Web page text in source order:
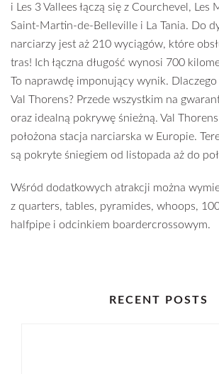
i Les 3 Vallees łączą się z Courchevel, Les
Saint-Martin-de-Belleville i La Tania. Do
narciarzy jest aż 210 wyciągów, które
tras! Ich łączna długość wynosi 700
To naprawdę imponujący wynik.
Val Thorens? Przede wszystkim na
oraz idealną pokrywę śnieżną. Val
położona stacja narciarska w Europie.
są pokryte śniegiem od listopada aż do
Wśród dodatkowych atrakcji można
z quarters, tables, pyramides, whoops,
halfpipe i odcinkiem boardercrossowym.
RECENT POSTS